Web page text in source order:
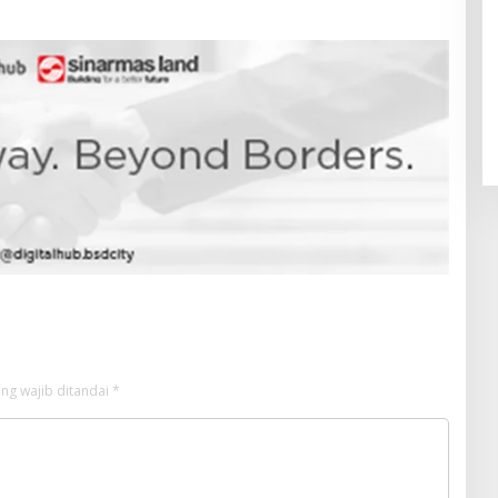
wajib ditandai *
Pendaftaran Istana Dibuka,